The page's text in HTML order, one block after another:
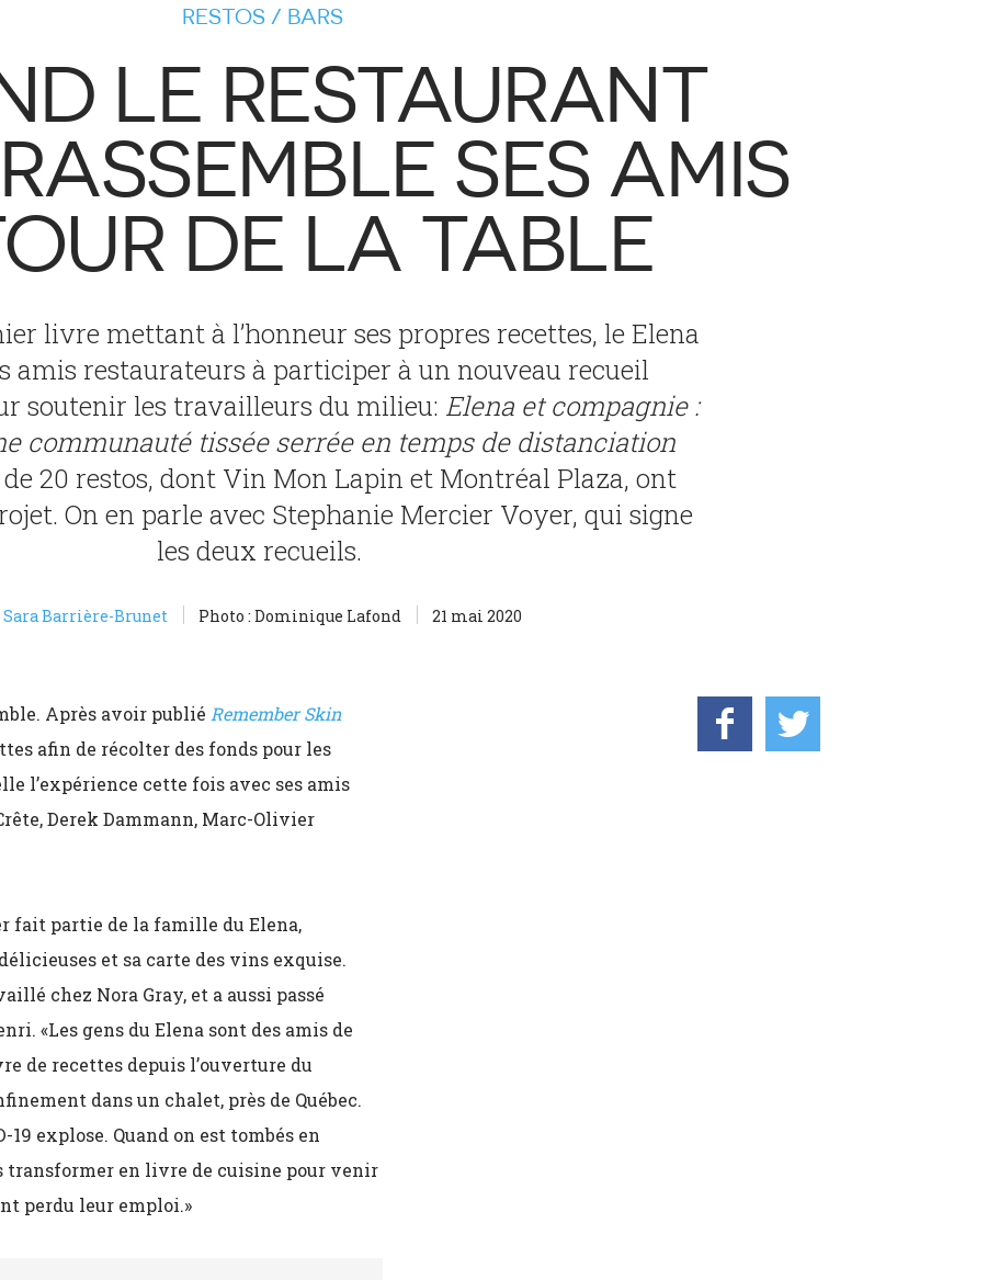
RESTOS / BARS
LE RESTAURANT
SES AMIS
DE LA TABLE
livre mettant à l’honneur ses propres recettes, le Elena
amis restaurateurs à participer à un nouveau recueil
soutenir les travailleurs du milieu: Elena et compagnie :
communauté tissée serrée en temps de distanciation
de 20 restos, dont Vin Mon Lapin et Montréal Plaza, ont
On en parle avec Stephanie Mercier Voyer, qui signe
les deux recueils.
Sara Barrière-Brunet Photo : Dominique Lafond 21 mai 2020
Après avoir publié Remember Skin
afin de récolter des fonds pour les
l’expérience cette fois avec ses amis
Derek Dammann, Marc-Olivier
fait partie de la famille du Elena,
et sa carte des vins exquise.
chez Nora Gray, et a aussi passé
«Les gens du Elena sont des amis de
de recettes depuis l’ouverture du
dans un chalet, près de Québec.
explose. Quand on est tombés en
transformer en livre de cuisine pour venir
perdu leur emploi.»